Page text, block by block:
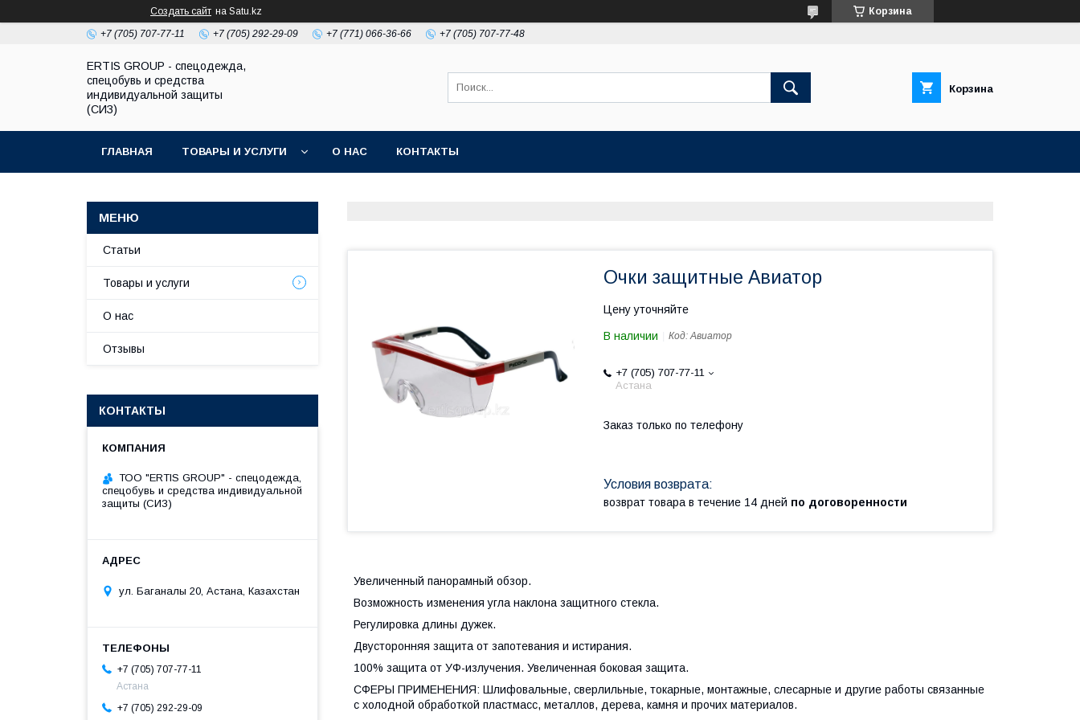
Создать сайт на Satu.kz Корзина
+7 (705) 707-77-11 +7 (705) 292-29-09 +7 (771) 066-36-66 +7 (705) 707-77-48
ERTIS GROUP - спецодежда,
спецобувь и средства
индивидуальной защиты
(СИЗ)
Корзина
ГЛАВНАЯ ТОВАРЫ И УСЛУГИ О НАС КОНТАКТЫ
Очки защитные Авиатор
Цену уточняйте
В наличии Код:Авиатор
+7 (705) 707-77-11
Астана
Заказ только по телефону
возврат товара в течение 14 дней по договоренности
Увеличенный панорамный обзор.
Возможность изменения угла наклона защитного стекла.
Регулировка длины дужек.
Двусторонняя защита от запотевания и истирания.
100% защита от УФ-излучения. Увеличенная боковая защита.
СФЕРЫ ПРИМЕНЕНИЯ: Шлифовальные, сверлильные, токарные, монтажные, слесарные и другие работы связанные
с холодной обработкой пластмасс, металлов, дерева, камня и прочих материалов.
Статьи
Товары и услуги
О нас
Отзывы
КОНТАКТЫ
ТОО "ERTIS GROUP" - спецодежда,
спецобувь и средства индивидуальной
защиты (СИЗ)
ул. Баганалы 20, Астана, Казахстан
+7 (705) 707-77-11
Астана
+7 (705) 292-29-09